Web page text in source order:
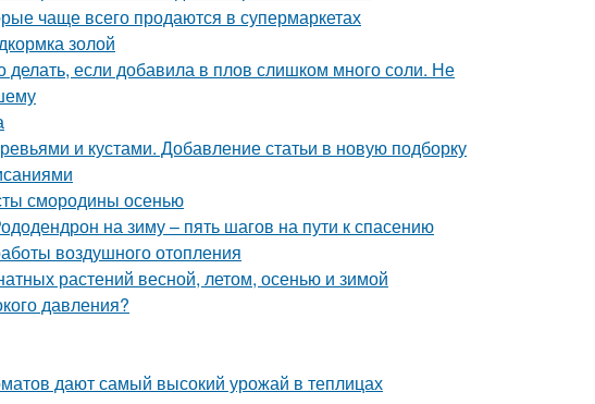
чаще всего продаются в супермаркетах
золой
делать, если добавила в плов слишком много соли. Не
и кустами. Добавление статьи в новую подборку
смородины осенью
на зиму – пять шагов на пути к спасению
воздушного отопления
растений весной, летом, осенью и зимой
давления?
дают самый высокий урожай в теплицах